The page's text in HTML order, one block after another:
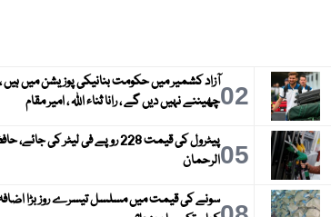
02آزاد کشمیر میں حکومت بنانیکی پوزیشن میں
چھیننے نہیں دیں گے ، رانا ثناء اللہ ، امیر مقام
05
پیٹرول کی قیمت 228 روپے فی لیٹر کی
الرحمان
سونے کی قیمت میں مسلسل تیسرے روز بڑا اضافہ